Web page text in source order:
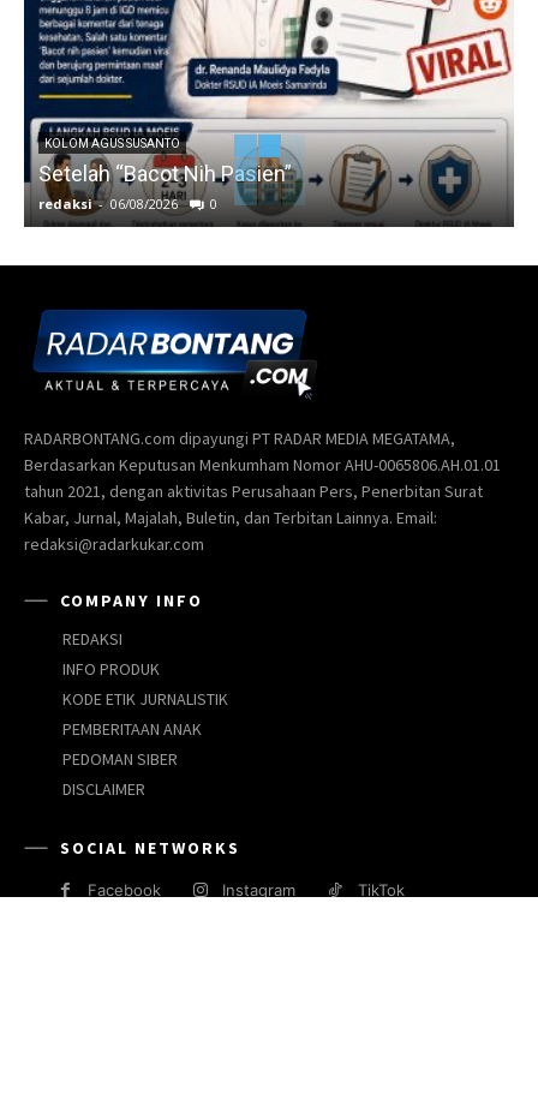
KOLOM AGUS SUSANTO
Setelah “Bacot Nih Pasien”
redaksi - 06/08/2026 0
RADARBONTANG.com dipayungi PT RADAR MEDIA MEGATAMA,
Berdasarkan Keputusan Menkumham Nomor AHU-0065806.AH.01.01
tahun 2021, dengan aktivitas Perusahaan Pers, Penerbitan Surat
Kabar, Jurnal, Majalah, Buletin, dan Terbitan Lainnya. Email:
redaksi@radarkukar.com
COMPANY INFO
REDAKSI
INFO PRODUK
KODE ETIK JURNALISTIK
PEMBERITAAN ANAK
PEDOMAN SIBER
DISCLAIMER
SOCIAL NETWORKS
Facebook Instagram TikTok